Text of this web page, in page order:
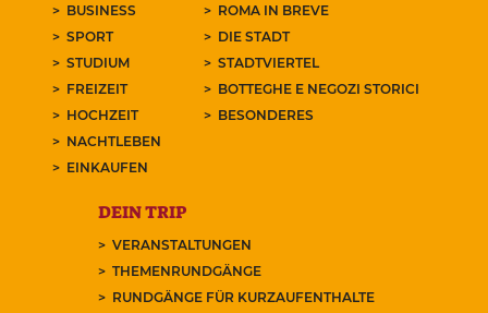
BUSINESS
SPORT
STUDIUM
FREIZEIT
HOCHZEIT
NACHTLEBEN
EINKAUFEN
ROMA IN BREVE
DIE STADT
STADTVIERTEL
BOTTEGHE E NEGOZI STORICI
BESONDERES
DEIN TRIP
VERANSTALTUNGEN
THEMENRUNDGÄNGE
RUNDGÄNGE FÜR KURZAUFENTHALTE